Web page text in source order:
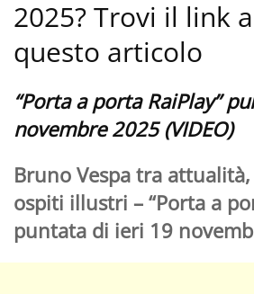
2025? Trovi il link
questo articolo
“Porta a porta RaiPlay”
novembre 2025 (VIDEO)
Bruno Vespa tra
ospiti illustri – “Porta a
puntata di ieri 19